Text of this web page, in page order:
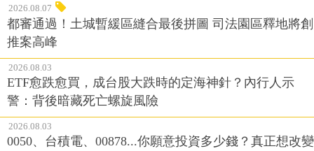
2026.08.07
都審通過！土城暫緩區縫合最後拼圖 司法園區釋地將創
推案高峰
2026.08.03
ETF愈跌愈買，成台股大跌時的定海神針？內行人示
警：背後暗藏死亡螺旋風險
2026.08.03
0050、台積電、00878...你願意投資多少錢？真正想改變